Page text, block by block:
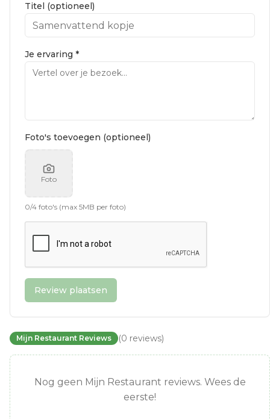
Titel (optioneel)
Je ervaring *
Foto's toevoegen (optioneel)
Foto
0/4 foto's (max 5MB per foto)
Review plaatsen
Mijn Restaurant Reviews (0 reviews)
Nog geen Mijn Restaurant reviews. Wees de
eerste!